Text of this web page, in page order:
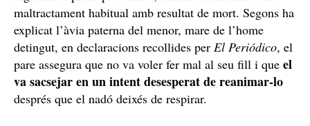
maltractament habitual amb resultat de mort. Segons ha
explicat l’àvia paterna del menor, mare de l’home
detingut, en declaracions recollides per El Periódico, el
pare assegura que no va voler fer mal al seu fill i que el
va sacsejar en un intent desesperat de reanimar-lo
després que el nadó deixés de respirar.